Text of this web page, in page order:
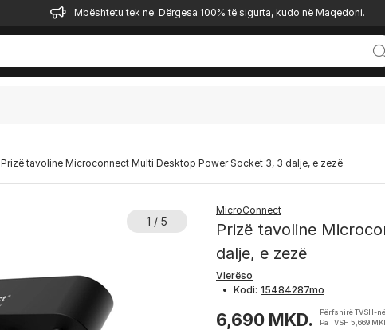
Mbështetu tek ne. Dërgesa 100% të sigurta, kudo në Maqedoni.
Prizë tavoline Microconnect Multi Desktop Power Socket 3, 3 dalje, e zezë
1 / 5
MicroConnect
Prizë tavoline
dalje, e zezë
Vlerëso
• Kodi:
6,690 MKD.
Përfshirë TVSH-në
Pa TVSH 5,669